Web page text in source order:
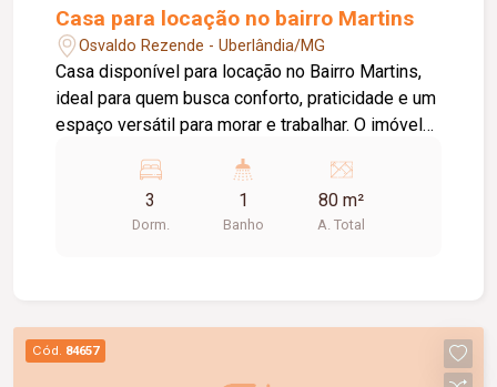
Casa para locação no bairro Martins
Osvaldo Rezende - Uberlândia/MG
Casa disponível para locação no Bairro Martins,
ideal para quem busca conforto, praticidade e um
espaço versátil para morar e trabalhar. O imóvel
independente, 03 quartos, 01 vaga de garagem e
portão eletrônico, proporcionando mais
segurança e comodidade no dia a dia. Além
excelente oportunidade de locação!
3
Dorm.
1
Banho
80 m²
A. Total
Cód. 84657